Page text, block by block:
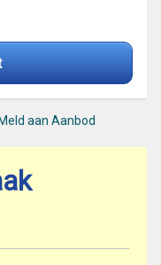
Meld aan Aanbod